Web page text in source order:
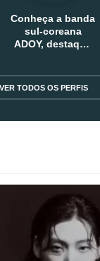
Conheça a banda
sul-coreana
ADOY, destaque
VER TODOS OS PERFIS